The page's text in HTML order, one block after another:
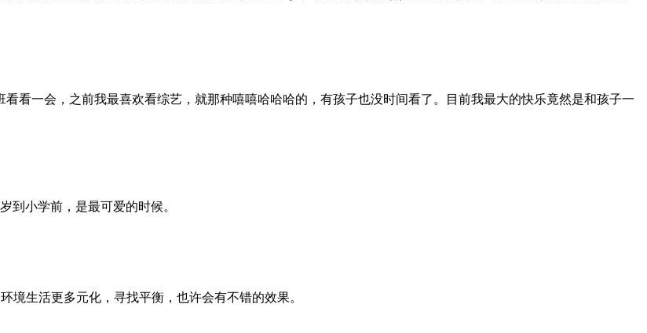
看一会，之前我最喜欢看综艺，就那种嘻嘻哈哈哈的，有孩子也没时间看了。目前我最大的快乐竟然是和孩子一
到小学前，是最可爱的时候。
境生活更多元化，寻找平衡，也许会有不错的效果。